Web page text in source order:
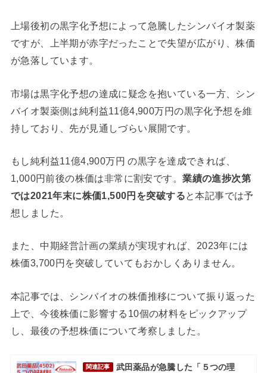
上場後初の黒字化予想によって急騰したシンバイオ製薬
ですが、上半期が赤字だったことで失望が広がり、株価
が急落しています。
市場は黒字化予想の達成に疑念を抱いている一方、シン
バイオ製薬側は純利益11億4,900万円の黒字化予想を維
持しており、先が見通しづらい展開です。
もし純利益11億4,900万円 の黒字を達成できれば、
1,000円前後の株価は非常に割安です。業績の進捗次第
では2021年末に株価1,500円を突破すると本記事では予
想しました。
また、中期経営計画の業績が実現すれば、2023年には
株価3,700円を突破していてもおかしくありません。
本記事では、シンバイオの株価推移について振り返った
上で、今後株価に影響する10個の材料をピックアップ
し、最後の予想株価について考察しました。
関連記事
武田薬品が急騰した「５つの理